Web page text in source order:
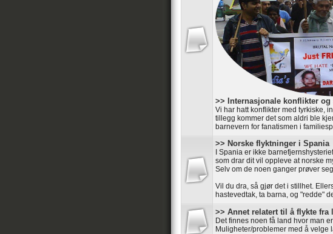
>> Internasjonale konflikter og
Vi har hatt konflikter med tyrkiske,
tillegg kommer det som aldri ble
barnevern for fanatismen i
>> Norske flyktninger i Spania
I Spania er ikke
som drar dit vil oppleve at norske
Selv om de noen ganger prøver
Vil du dra, så gjør det i stillhet.
hastevedtak, ta barna, og "redde"
>> Annet relatert til å flykte fra
Det finnes noen få land hvor man
Muligheter/problemer med å velge